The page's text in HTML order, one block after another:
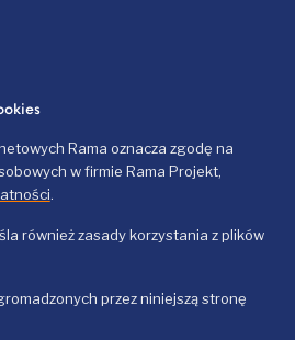
Rama oznacza zgodę na
w firmie Rama Projekt,
.
również zasady korzystania z plików
przez niniejszą stronę